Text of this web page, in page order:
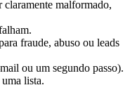
malformado,
fraude, abuso ou leads
ou um segundo passo).
lista.